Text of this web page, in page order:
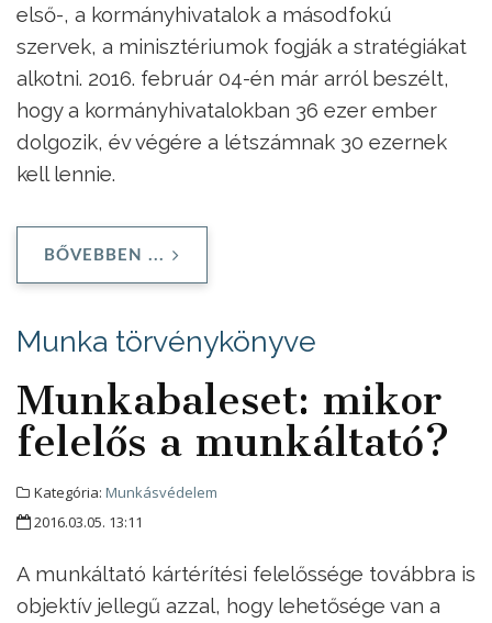
első-, a kormányhivatalok a másodfokú
szervek, a minisztériumok fogják a stratégiákat
alkotni. 2016. február 04-én már arról beszélt,
hogy a kormányhivatalokban 36 ezer ember
dolgozik, év végére a létszámnak 30 ezernek
kell lennie.
BŐVEBBEN ...
Munka törvénykönyve
Munkabaleset: mikor
felelős a munkáltató?
Kategória: Munkásvédelem
2016.03.05. 13:11
A munkáltató kártérítési felelőssége továbbra is
objektív jellegű azzal, hogy lehetősége van a